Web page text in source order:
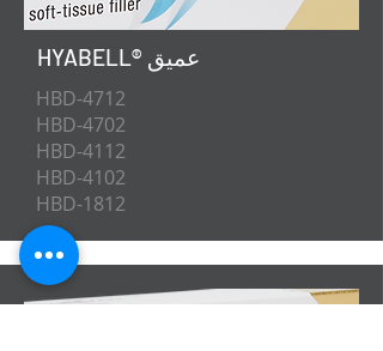
HYABELL® عميق
HBD-4712
HBD-4702
HBD-4112
HBD-4102
HBD-1812